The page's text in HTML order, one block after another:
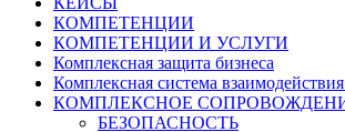
КОМПЕТЕНЦИИ
КОМПЕТЕНЦИИ И УСЛУГИ
Комплексная защита бизнеса
Комплексная система
КОМПЛЕКСНОЕ
БЕЗОПАСНОСТЬ